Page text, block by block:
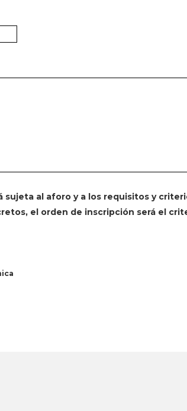
al aforo y a los requisitos y
el orden de inscripción será el